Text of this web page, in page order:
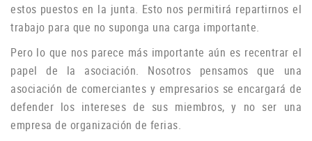
estos puestos en la junta. Esto nos permitirá repartirnos el
trabajo para que no suponga una carga importante.
Pero lo que nos parece más importante aún es recentrar el
papel de la asociación. Nosotros pensamos que una
asociación de comerciantes y empresarios se encargará de
defender los intereses de sus miembros, y no ser una
empresa de organización de ferias.